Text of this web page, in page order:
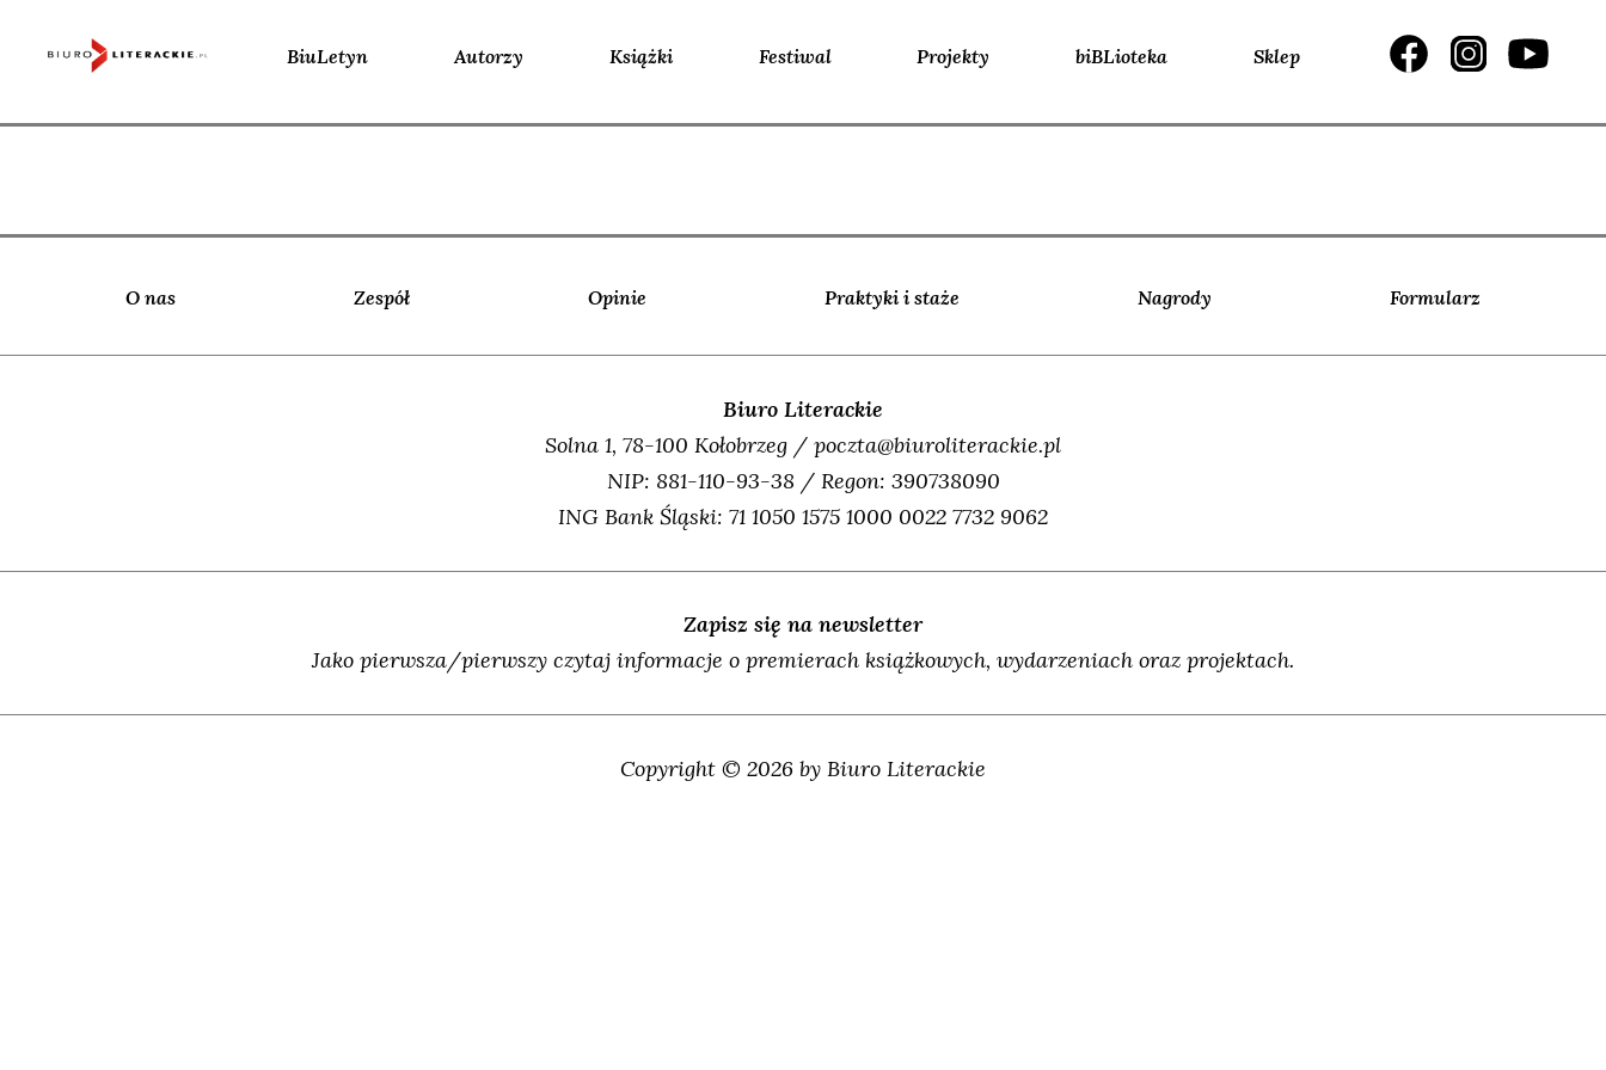
BiuLetyn Autorzy Książki Festiwal Projekty biBLioteka Sklep
content
O nas Zespół Opinie Praktyki i staże Nagrody Formularz
Biuro Literackie
Solna 1, 78-100 Kołobrzeg / poczta@biuroliterackie.pl
NIP: 881-110-93-38 / Regon: 390738090
ING Bank Śląski: 71 1050 1575 1000 0022 7732 9062
Zapisz się na newsletter
Jako pierwsza/pierwszy czytaj informacje o premierach książkowych, wydarzeniach oraz projektach.
Copyright © 2026 by Biuro Literackie